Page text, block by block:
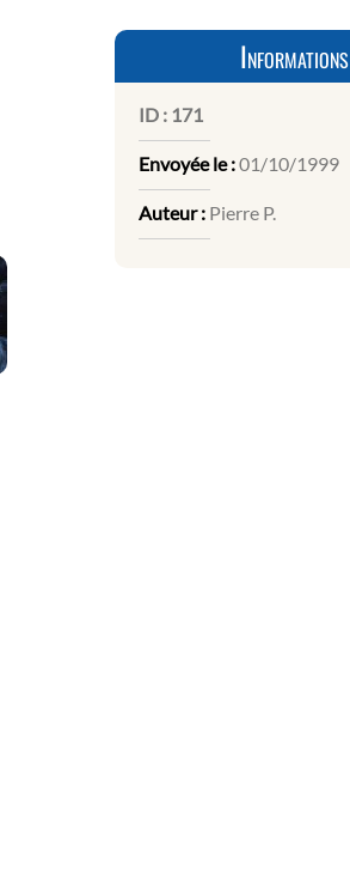
Informations
ID : 171
Envoyée le :01/10/1999
Auteur : Pierre P.